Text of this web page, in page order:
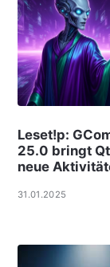
Leset!p:
25.0 bringt
neue
31.01.2025